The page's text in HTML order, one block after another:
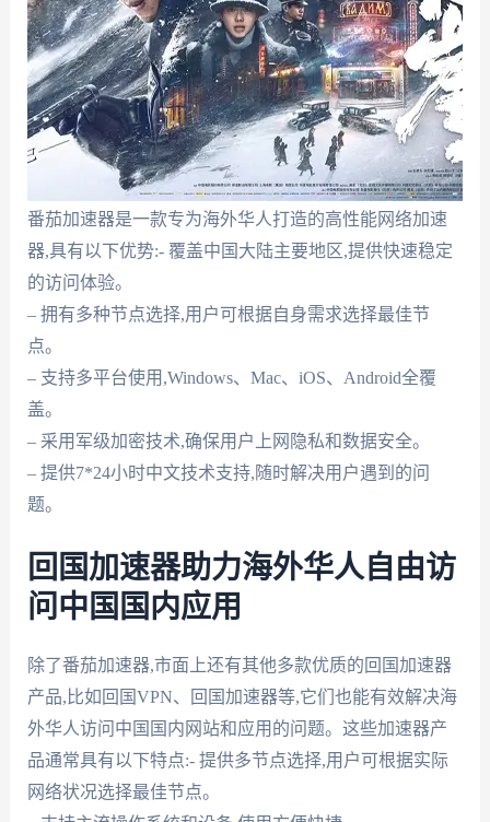
番茄加速器是一款专为海外华人打造的高性能网络加速
器,具有以下优势:- 覆盖中国大陆主要地区,提供快速稳定
的访问体验。
– 拥有多种节点选择,用户可根据自身需求选择最佳节
点。
– 支持多平台使用,Windows、Mac、iOS、Android全覆
盖。
– 采用军级加密技术,确保用户上网隐私和数据安全。
– 提供7*24小时中文技术支持,随时解决用户遇到的问
题。
回国加速器助力海外华人自由访
问中国国内应用
除了番茄加速器,市面上还有其他多款优质的回国加速器
产品,比如回国VPN、回国加速器等,它们也能有效解决海
外华人访问中国国内网站和应用的问题。这些加速器产
品通常具有以下特点:- 提供多节点选择,用户可根据实际
网络状况选择最佳节点。